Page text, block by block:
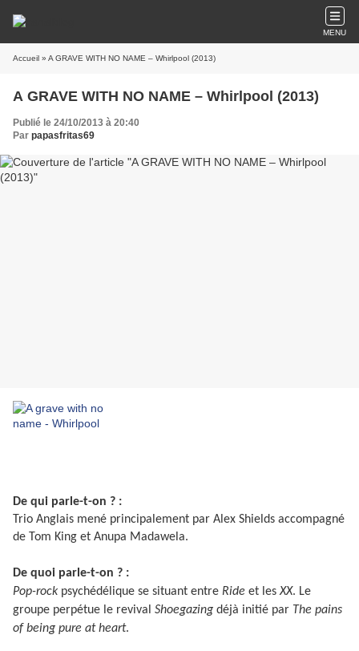
MENU
Accueil » A GRAVE WITH NO NAME – Whirlpool (2013)
A GRAVE WITH NO NAME – Whirlpool (2013)
Publié le 24/10/2013 à 20:40
Par papasfritas69
De qui parle-t-on ? :
Trio Anglais mené principalement par Alex Shields accompagné
de Tom King et Anupa Madawela.
De quoi parle-t-on ? :
Pop-rock psychédélique se situant entre Ride et lesXX. Le
groupe perpétue le revival Shoegazing déjà initié par The pains
of being pure at heart.